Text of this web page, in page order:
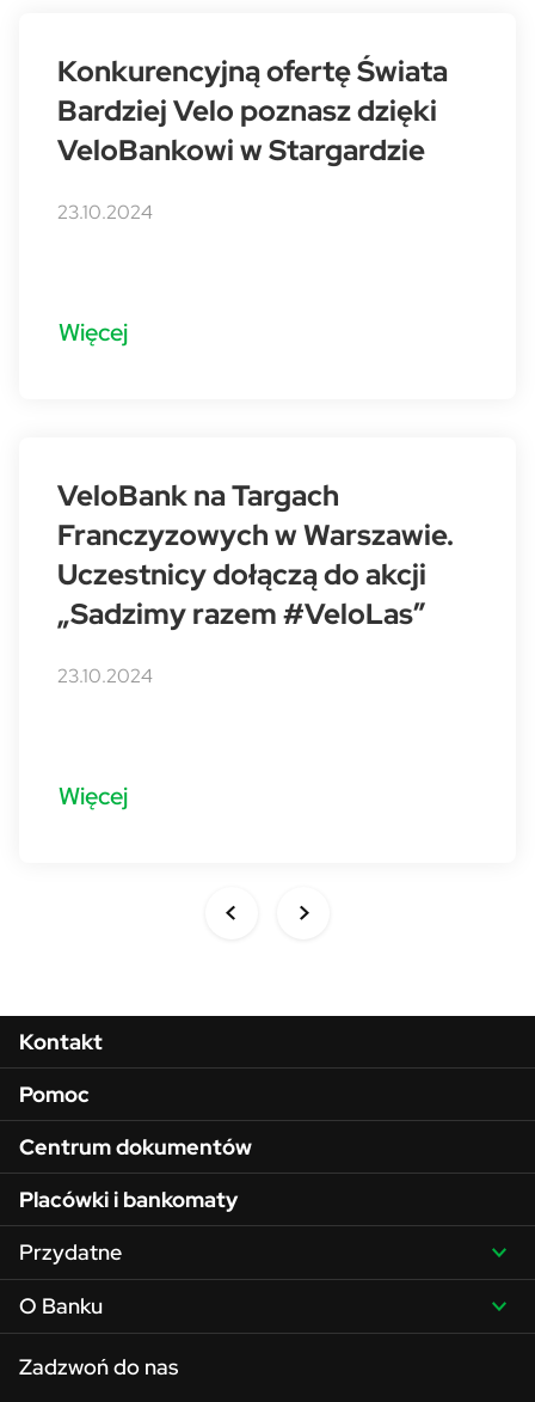
Konkurencyjną ofertę Świata
Bardziej Velo poznasz dzięki
VeloBankowi w Stargardzie
23.10.2024
Więcej
VeloBank na Targach
Franczyzowych w Warszawie.
Uczestnicy dołączą do akcji
„Sadzimy razem #VeloLas”
23.10.2024
Więcej
Menu w stopce
Kontakt
Pomoc
Centrum dokumentów
Placówki i bankomaty
Przydatne
O Banku
Zadzwoń do nas